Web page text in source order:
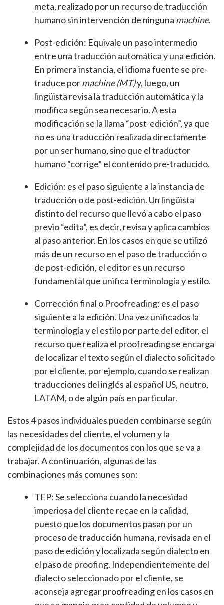
meta, realizado por un recurso de traducción
humano sin intervención de ninguna machine.
Post-edición: Equivale un paso intermedio
entre una traducción automática y una edición.
En primera instancia, el idioma fuente se pre-
traduce pormachine (MT)y, luego, un
lingüista revisa la traducción automática y la
modifica según sea necesario. A esta
modificación se la llama “post-edición”, ya que
no es una traducción realizada directamente
por un ser humano, sino que el traductor
humano “corrige” el contenido pre-traducido.
Edición: es el paso siguiente a la instancia de
traducción o de post-edición. Un lingüista
distinto del recurso que llevó a cabo el paso
previo “edita”, es decir, revisa y aplica cambios
al paso anterior. En los casos en que se utilizó
más de un recurso en el paso de traducción o
de post-edición, el editor es un recurso
fundamental que unifica terminología y estilo.
Corrección final o Proofreading: es el paso
siguiente a la edición. Una vez unificados la
terminología y el estilo por parte del editor, el
recurso que realiza el proofreading se encarga
de localizar el texto según el dialecto solicitado
por el cliente, por ejemplo, cuando se realizan
traducciones del inglés al español US, neutro,
LATAM, o de algún país en particular.
Estos 4 pasos individuales pueden combinarse según
las necesidades del cliente, el volumen y la
complejidad de los documentos con los que se va a
trabajar. A continuación, algunas de las
combinaciones más comunes son:
TEP: Se selecciona cuando la necesidad
imperiosa del cliente recae en la calidad,
puesto que los documentos pasan por un
proceso de traducción humana, revisada en el
paso de edición y localizada según dialecto en
el paso de proofing. Independientemente del
dialecto seleccionado por el cliente, se
aconseja agregar proofreading en los casos en